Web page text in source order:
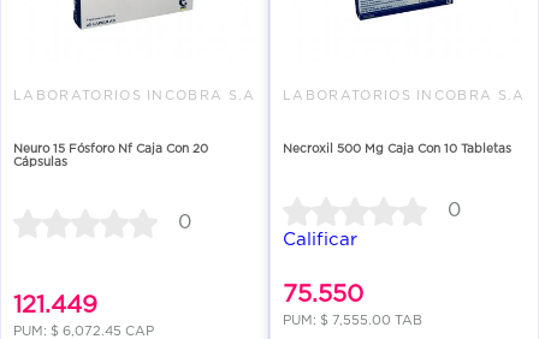
LABORATORIOS INCOBRA S.A
Neuro 15 Fósforo Nf Caja Con 20
Cápsulas
0
121.449
PUM: $ 6,072.45 CAP
LABORATORIOS INCOBRA S.A
Necroxil 500 Mg Caja Con 10 Tabletas
0
Calificar
75.550
PUM: $ 7,555.00 TAB